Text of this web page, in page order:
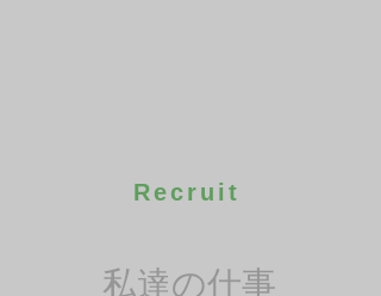
採用情報
Recruit
私達の仕事